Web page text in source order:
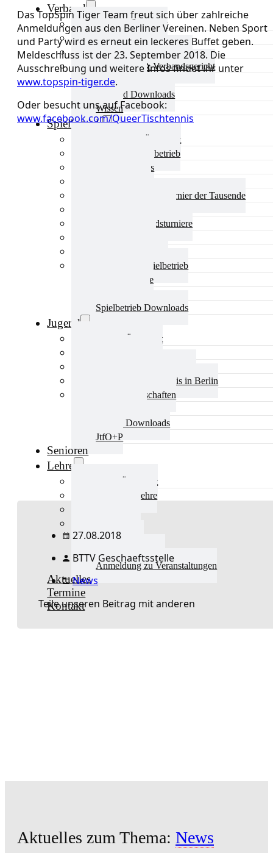
Verband
Verband Übersicht
Aktuelles Verband
Präsidium & Funktionäre
Ausschüsse & Verbandsgericht
Kinderschutz
Verband Downloads
Wissen
Spielbetrieb
Spielbetrieb Übersicht
Aktuelles Spielbetrieb
BEM & Qualis
TTT – Tischtennisturnier der Tausende
Weitere Verbandsturniere
Mannschaftsspielbetrieb
Vereinsturniere
Spielbetrieb Downloads
Jugend
Jugend Übersicht
Schulsport Tischtennis in Berlin
mini-Meisterschaften
Jugend Downloads
JtfO+P
Senioren
Lehre
Lehre Übersicht
Aktuelles Lehre
Trainerbörse
Anmeldung zu Veranstaltungen
Aktuelles
Termine
Kontakt
Das TopSpin Tiger Team freut sich über zahlreiche
Anmeldungen aus den Berliner Vereinen. Neben Sport
und Party wird es erneut ein leckeres Buffet geben.
Meldeschluss ist der 23. September 2018. Die
Ausschreibung und weitere Infos findet ihr unter
www.topspin-tiger.de.
Oder besucht uns auf Facebook:
www.facebook.com/QueerTischtennis
27.08.2018
BTTV Geschaeftsstelle
News
Teile unseren Beitrag mit anderen
Aktuelles zum Thema: News